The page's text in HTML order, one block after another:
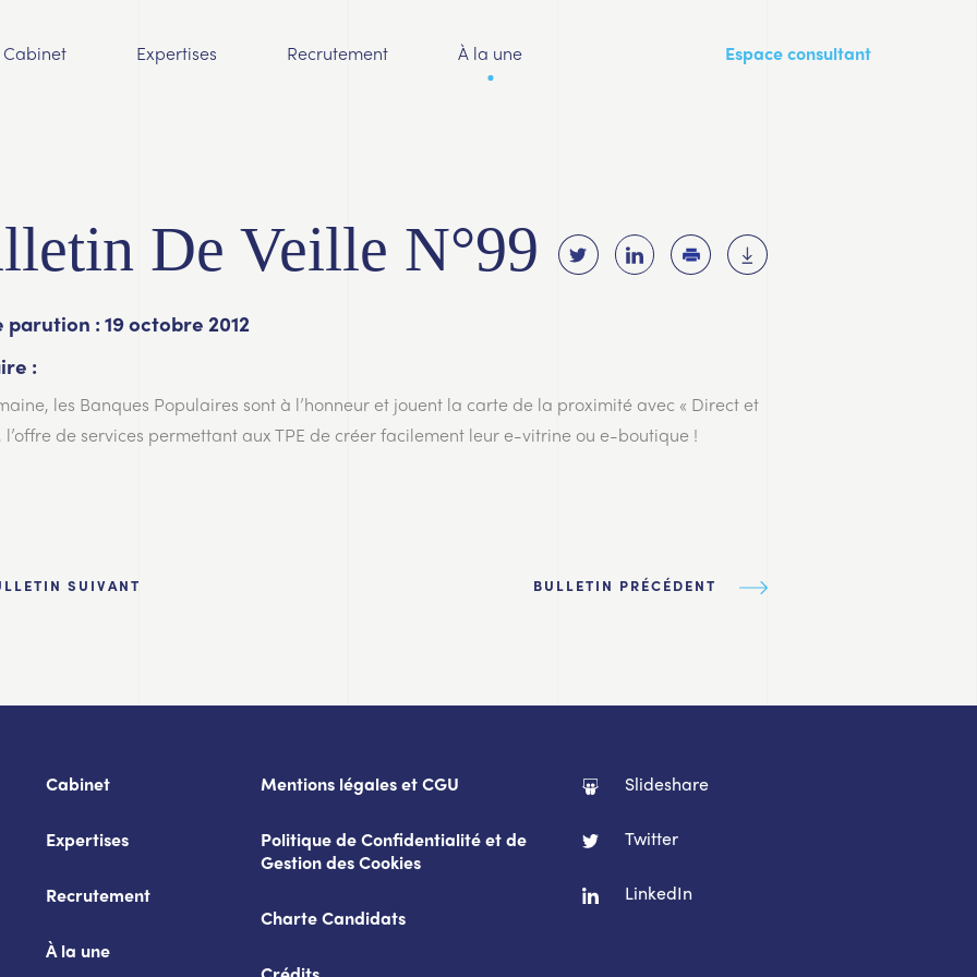
Cabinet Expertises Recrutement À la une Espace consultant
De Veille N°99
parution : 19 octobre 2012
:
les Banques Populaires sont à l’honneur et jouent la carte de la proximité avec « Direct et
l’offre de services permettant aux TPE de créer facilement leur e-vitrine ou e-boutique !
SUIVANT BULLETIN PRÉCÉDENT
Cabinet
Expertises
Recrutement
À la une
Mentions légales et CGU
Politique de Confidentialité et de
Gestion des Cookies
Charte Candidats
Slideshare
Twitter
LinkedIn